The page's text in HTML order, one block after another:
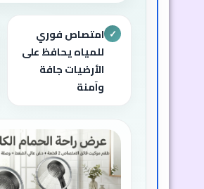
✓ امتصاص فوري
للمياه يحافظ على
الأرضيات جافة
وآمنة